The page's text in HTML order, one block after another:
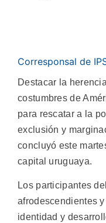
Corresponsal de
Destacar la
costumbres de
para rescatar a la
exclusión y
concluyó este
capital uruguaya.
Los participantes
afrodescendientes
identidad y